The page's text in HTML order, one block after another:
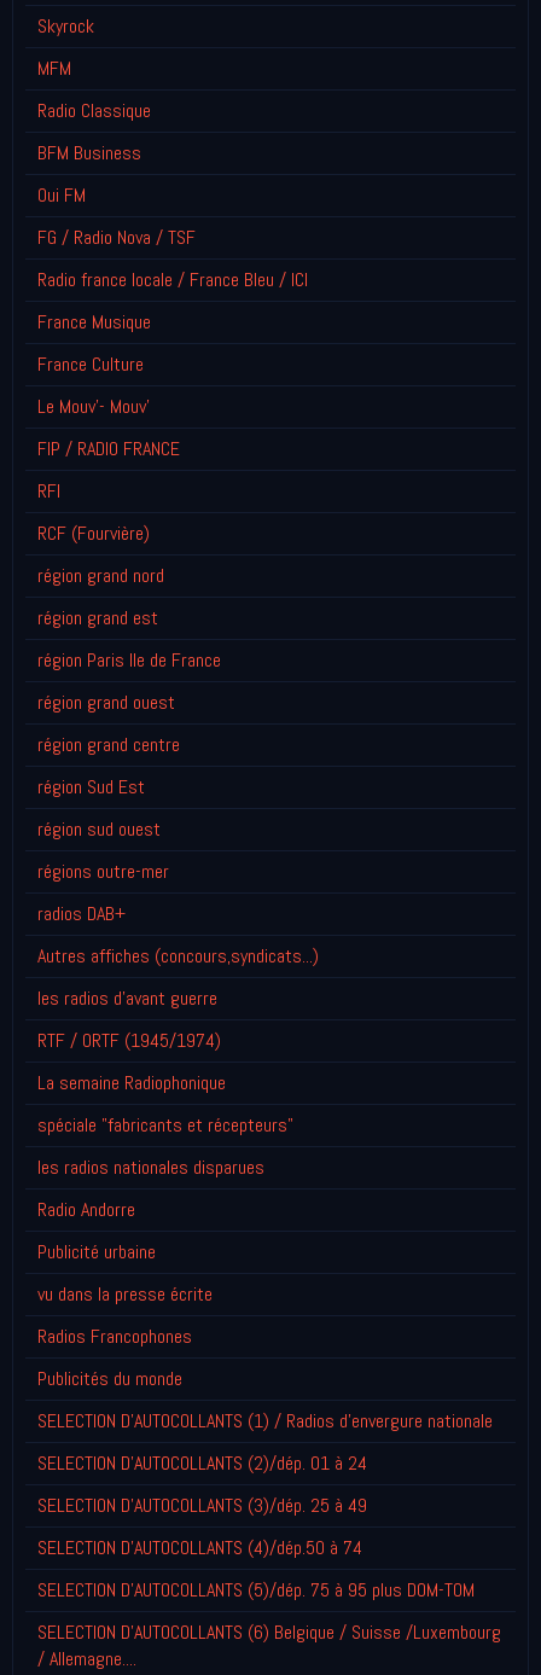
Skyrock
MFM
Radio Classique
BFM Business
Oui FM
FG / Radio Nova / TSF
Radio france locale / France Bleu / ICI
France Musique
France Culture
Le Mouv'- Mouv'
FIP / RADIO FRANCE
RFI
RCF (Fourvière)
région grand nord
région grand est
région Paris Ile de France
région grand ouest
région grand centre
région Sud Est
région sud ouest
régions outre-mer
radios DAB+
Autres affiches (concours,syndicats...)
les radios d'avant guerre
RTF / ORTF (1945/1974)
La semaine Radiophonique
spéciale "fabricants et récepteurs"
les radios nationales disparues
Radio Andorre
Publicité urbaine
vu dans la presse écrite
Radios Francophones
Publicités du monde
SELECTION D'AUTOCOLLANTS (1) / Radios d'envergure nationale
SELECTION D'AUTOCOLLANTS (2)/dép. 01 à 24
SELECTION D'AUTOCOLLANTS (3)/dép. 25 à 49
SELECTION D'AUTOCOLLANTS (4)/dép.50 à 74
SELECTION D'AUTOCOLLANTS (5)/dép. 75 à 95 plus DOM-TOM
SELECTION D'AUTOCOLLANTS (6) Belgique / Suisse /Luxembourg
/ Allemagne....